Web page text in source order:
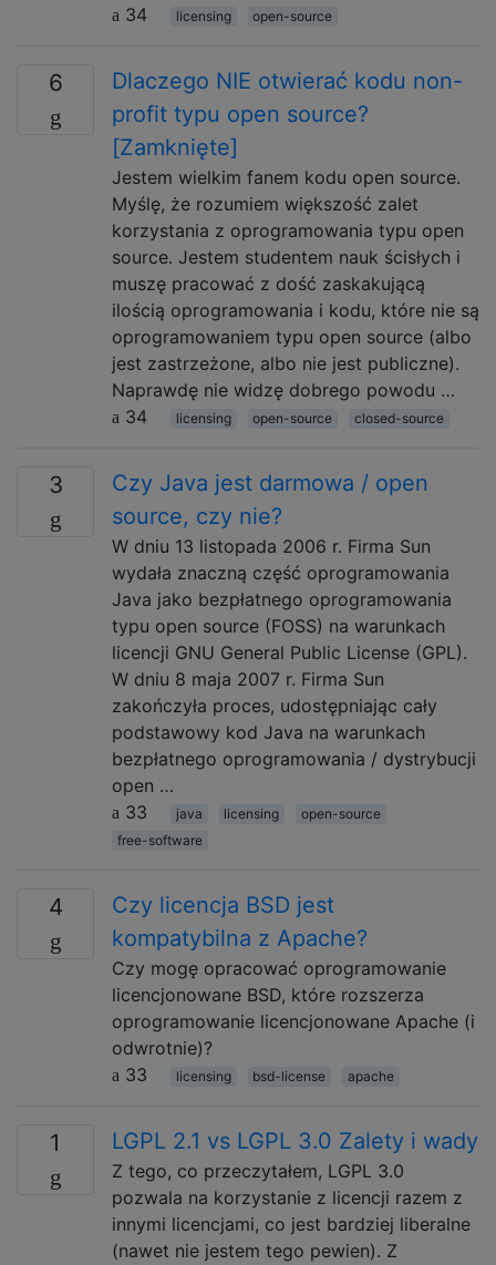
34
licensing open-source
6
Dlaczego NIE otwierać kodu non-
profit typu open source?
[Zamknięte]
Jestem wielkim fanem kodu open source.
Myślę, że rozumiem większość zalet
korzystania z oprogramowania typu open
source. Jestem studentem nauk ścisłych i
muszę pracować z dość zaskakującą
ilością oprogramowania i kodu, które nie są
oprogramowaniem typu open source (albo
jest zastrzeżone, albo nie jest publiczne).
Naprawdę nie widzę dobrego powodu …
34
licensing open-source closed-source
3
Czy Java jest darmowa / open
source, czy nie?
W dniu 13 listopada 2006 r. Firma Sun
wydała znaczną część oprogramowania
Java jako bezpłatnego oprogramowania
typu open source (FOSS) na warunkach
licencji GNU General Public License (GPL).
W dniu 8 maja 2007 r. Firma Sun
zakończyła proces, udostępniając cały
podstawowy kod Java na warunkach
bezpłatnego oprogramowania / dystrybucji
open …
33
java licensing
open-source
free-software
4
Czy licencja BSD jest
kompatybilna z Apache?
Czy mogę opracować oprogramowanie
licencjonowane BSD, które rozszerza
oprogramowanie licencjonowane Apache (i
odwrotnie)?
33
licensing bsd-license apache
1 LGPL 2.1 vs LGPL 3.0 Zalety i wady
Z tego, co przeczytałem, LGPL 3.0
pozwala na korzystanie z licencji razem z
innymi licencjami, co jest bardziej liberalne
(nawet nie jestem tego pewien). Z